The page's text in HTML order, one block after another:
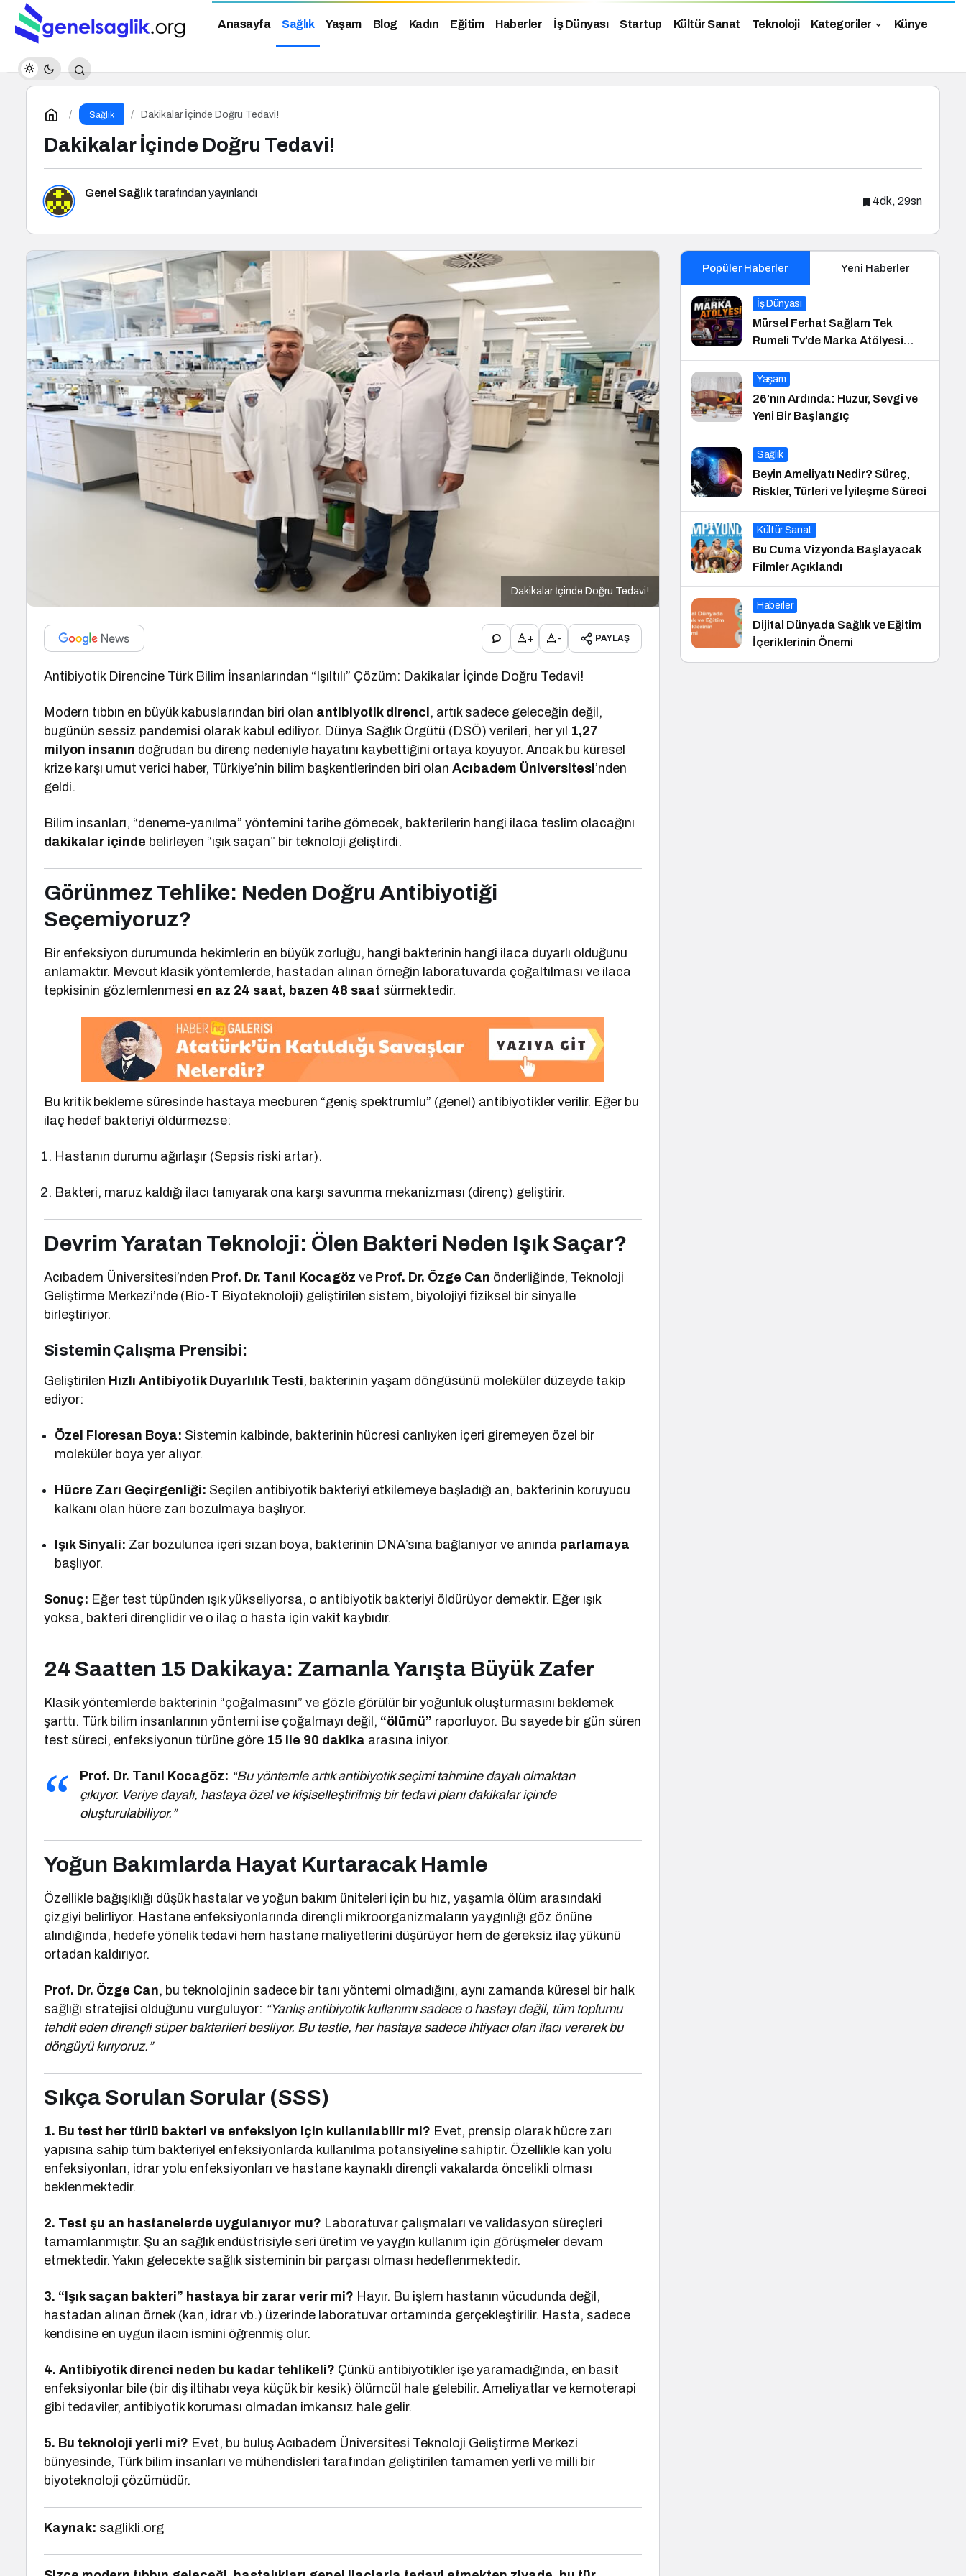
Anasayfa Sağlık Yaşam Blog Kadın Eğitim Haberler İş Dünyası Startup Kültür Sanat Teknoloji Kategoriler Künye
Sağlık Dakikalar İçinde Doğru Tedavi!
Dakikalar İçinde Doğru Tedavi!
Genel Sağlık tarafından yayınlandı
4dk, 29sn
Dakikalar İçinde Doğru Tedavi!
+ - PAYLAŞ
Antibiyotik Direncine Türk Bilim İnsanlarından “Işıltılı” Çözüm: Dakikalar İçinde Doğru Tedavi!
Modern tıbbın en büyük kabuslarından biri olan antibiyotik direnci, artık sadece geleceğin değil,
bugünün sessiz pandemisi olarak kabul ediliyor. Dünya Sağlık Örgütü (DSÖ) verileri, her yıl 1,27
milyon insanın doğrudan bu direnç nedeniyle hayatını kaybettiğini ortaya koyuyor. Ancak bu küresel
krize karşı umut verici haber, Türkiye’nin bilim başkentlerinden biri olanAcıbadem Üniversitesi’nden
geldi.
Bilim insanları, “deneme-yanılma” yöntemini tarihe gömecek, bakterilerin hangi ilaca teslim olacağını
dakikalar içinde belirleyen “ışık saçan” bir teknoloji geliştirdi.
Görünmez Tehlike: Neden Doğru Antibiyotiği
Seçemiyoruz?
Bir enfeksiyon durumunda hekimlerin en büyük zorluğu, hangi bakterinin hangi ilaca duyarlı olduğunu
anlamaktır. Mevcut klasik yöntemlerde, hastadan alınan örneğin laboratuvarda çoğaltılması ve ilaca
tepkisinin gözlemlenmesi en az 24 saat, bazen 48 saat sürmektedir.
Bu kritik bekleme süresinde hastaya mecburen “geniş spektrumlu” (genel) antibiyotikler verilir. Eğer bu
ilaç hedef bakteriyi öldürmezse:
Hastanın durumu ağırlaşır (Sepsis riski artar).
Bakteri, maruz kaldığı ilacı tanıyarak ona karşı savunma mekanizması (direnç) geliştirir.
Devrim Yaratan Teknoloji: Ölen Bakteri Neden Işık Saçar?
Acıbadem Üniversitesi’nden Prof. Dr. Tanıl Kocagöz ve Prof. Dr. Özge Can önderliğinde, Teknoloji
Geliştirme Merkezi’nde (Bio-T Biyoteknoloji) geliştirilen sistem, biyolojiyi fiziksel bir sinyalle
birleştiriyor.
Sistemin Çalışma Prensibi:
Geliştirilen Hızlı Antibiyotik Duyarlılık Testi, bakterinin yaşam döngüsünü moleküler düzeyde takip
ediyor:
Özel Floresan Boya: Sistemin kalbinde, bakterinin hücresi canlıyken içeri giremeyen özel bir
moleküler boya yer alıyor.
Hücre Zarı Geçirgenliği: Seçilen antibiyotik bakteriyi etkilemeye başladığı an, bakterinin koruyucu
kalkanı olan hücre zarı bozulmaya başlıyor.
Işık Sinyali: Zar bozulunca içeri sızan boya, bakterinin DNA’sına bağlanıyor ve anında parlamaya
başlıyor.
Sonuç: Eğer test tüpünden ışık yükseliyorsa, o antibiyotik bakteriyi öldürüyor demektir. Eğer ışık
yoksa, bakteri dirençlidir ve o ilaç o hasta için vakit kaybıdır.
24 Saatten 15 Dakikaya: Zamanla Yarışta Büyük Zafer
Klasik yöntemlerde bakterinin “çoğalmasını” ve gözle görülür bir yoğunluk oluşturmasını beklemek
şarttı. Türk bilim insanlarının yöntemi ise çoğalmayı değil, “ölümü” raporluyor. Bu sayede bir gün süren
test süreci, enfeksiyonun türüne göre 15 ile 90 dakika arasına iniyor.
Prof. Dr. Tanıl Kocagöz: “Bu yöntemle artık antibiyotik seçimi tahmine dayalı olmaktan
çıkıyor. Veriye dayalı, hastaya özel ve kişiselleştirilmiş bir tedavi planı dakikalar içinde
oluşturulabiliyor.”
Yoğun Bakımlarda Hayat Kurtaracak Hamle
Özellikle bağışıklığı düşük hastalar ve yoğun bakım üniteleri için bu hız, yaşamla ölüm arasındaki
çizgiyi belirliyor. Hastane enfeksiyonlarında dirençli mikroorganizmaların yaygınlığı göz önüne
alındığında, hedefe yönelik tedavi hem hastane maliyetlerini düşürüyor hem de gereksiz ilaç yükünü
ortadan kaldırıyor.
Prof. Dr. Özge Can, bu teknolojinin sadece bir tanı yöntemi olmadığını, aynı zamanda küresel bir halk
sağlığı stratejisi olduğunu vurguluyor: “Yanlış antibiyotik kullanımı sadece o hastayı değil, tüm toplumu
tehdit eden dirençli süper bakterileri besliyor. Bu testle, her hastaya sadece ihtiyacı olan ilacı vererek bu
döngüyü kırıyoruz.”
Sıkça Sorulan Sorular (SSS)
1. Bu test her türlü bakteri ve enfeksiyon için kullanılabilir mi? Evet, prensip olarak hücre zarı
yapısına sahip tüm bakteriyel enfeksiyonlarda kullanılma potansiyeline sahiptir. Özellikle kan yolu
enfeksiyonları, idrar yolu enfeksiyonları ve hastane kaynaklı dirençli vakalarda öncelikli olması
beklenmektedir.
2. Test şu an hastanelerde uygulanıyor mu? Laboratuvar çalışmaları ve validasyon süreçleri
tamamlanmıştır. Şu an sağlık endüstrisiyle seri üretim ve yaygın kullanım için görüşmeler devam
etmektedir. Yakın gelecekte sağlık sisteminin bir parçası olması hedeflenmektedir.
3. “Işık saçan bakteri” hastaya bir zarar verir mi? Hayır. Bu işlem hastanın vücudunda değil,
hastadan alınan örnek (kan, idrar vb.) üzerinde laboratuvar ortamında gerçekleştirilir. Hasta, sadece
kendisine en uygun ilacın ismini öğrenmiş olur.
4. Antibiyotik direnci neden bu kadar tehlikeli? Çünkü antibiyotikler işe yaramadığında, en basit
enfeksiyonlar bile (bir diş iltihabı veya küçük bir kesik) ölümcül hale gelebilir. Ameliyatlar ve kemoterapi
gibi tedaviler, antibiyotik koruması olmadan imkansız hale gelir.
5. Bu teknoloji yerli mi? Evet, bu buluş Acıbadem Üniversitesi Teknoloji Geliştirme Merkezi
bünyesinde, Türk bilim insanları ve mühendisleri tarafından geliştirilen tamamen yerli ve milli bir
biyoteknoloji çözümüdür.
Kaynak: saglikli.org
Popüler Haberler Yeni Haberler
İş Dünyası
Mürsel Ferhat Sağlam Tek
Rumeli Tv’de Marka Atölyesi
Programına Konuk Oldu
Yaşam
26’nın Ardında: Huzur, Sevgi ve
Yeni Bir Başlangıç
Sağlık
Beyin Ameliyatı Nedir? Süreç,
Riskler, Türleri ve İyileşme Süreci
Kültür Sanat
Bu Cuma Vizyonda Başlayacak
Filmler Açıklandı
Haberler
Dijital Dünyada Sağlık ve Eğitim
İçeriklerinin Önemi